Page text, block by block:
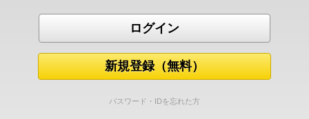
新規登録（無料）
パスワード・IDを忘れた方